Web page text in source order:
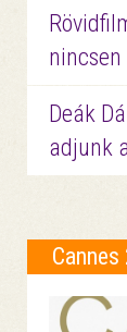
Deák
adjunk
Cannes